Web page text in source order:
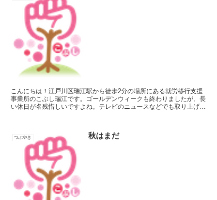
こんにちは！江戸川区瑞江駅から徒歩2分の場所にある就労移行支援
事業所のこぶし瑞江です。ゴールデンウィークも終わりましたが、長
い休日が名残惜しいですよね。テレビのニュースなどでも取り上げら
つぶやき 秋はまだ